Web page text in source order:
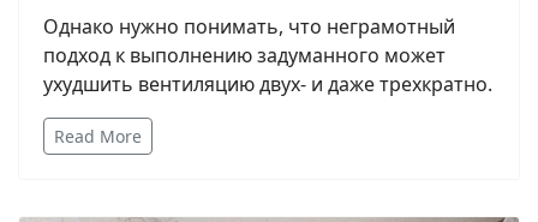
Однако нужно понимать, что неграмотный
подход к выполнению задуманного может
ухудшить вентиляцию двух- и даже трехкратно.
Read More